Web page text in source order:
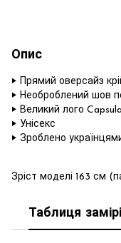
Опис
‣ Прямий оверсайз
‣ Необроблений шов
‣ Великий лого Capsula
‣ Унісекс
‣ Зроблено
Зріст моделі 163 см
Таблиця